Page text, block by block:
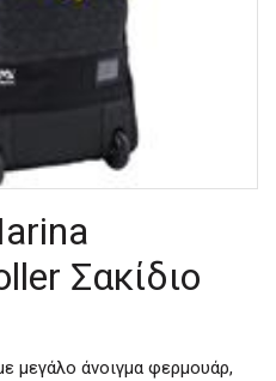
Σακίδιο
μεγάλο άνοιγμα φερμουάρ,